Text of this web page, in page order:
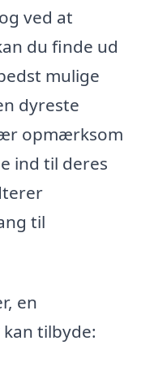
ved at
du finde ud
mulige
dyreste
opmærksom
ind til deres
til
en
kan tilbyde: